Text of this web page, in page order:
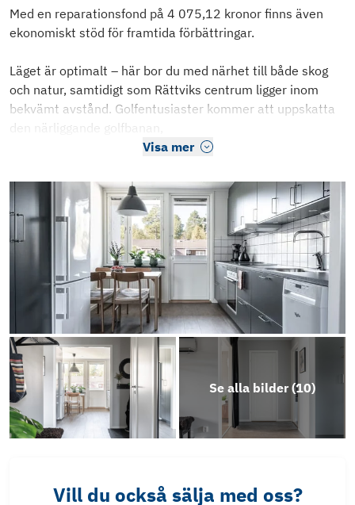
Med en reparationsfond på 4 075,12 kronor finns även
ekonomiskt stöd för framtida förbättringar.
Läget är optimalt – här bor du med närhet till både skog
och natur, samtidigt som Rättviks centrum ligger inom
bekvämt avstånd. Golfentusiaster kommer att uppskatta
den närliggande golfbanan,
Visa mer
Se alla bilder (10)
Vill du också sälja med oss?